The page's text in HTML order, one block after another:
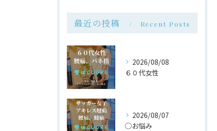
最近の投稿 Recent Posts
2026/08/08
６０代女性
2026/08/07
◯お悩み